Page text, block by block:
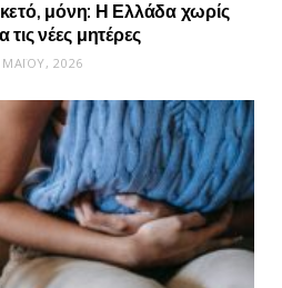
μόνη: Η Ελλάδα χωρίς
τις νέες μητέρες
ΜΑΪ́ΟΥ, 2026